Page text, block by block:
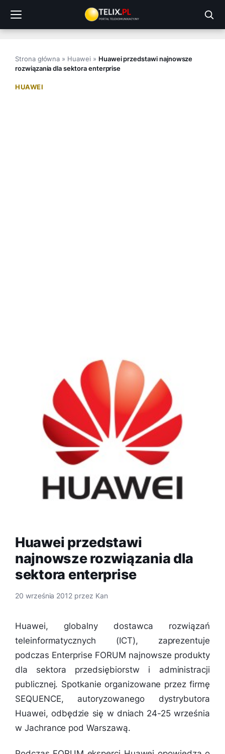
treści
Strona główna » Huawei » Huawei przedstawi najnowsze
rozwiązania dla sektora enterprise
HUAWEI
Huawei przedstawi
najnowsze rozwiązania dla
sektora enterprise
20 września 2012 przez Kan
Huawei, globalny dostawca rozwiązań
teleinformatycznych (ICT), zaprezentuje
podczas Enterprise FORUM najnowsze produkty
dla sektora przedsiębiorstw i administracji
publicznej. Spotkanie organizowane przez firmę
SEQUENCE, autoryzowanego dystrybutora
Huawei, odbędzie się w dniach 24-25 września
w Jachrance pod Warszawą.